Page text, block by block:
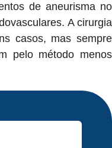
de aneurisma no
A cirurgia
casos, mas sempre
pelo método menos